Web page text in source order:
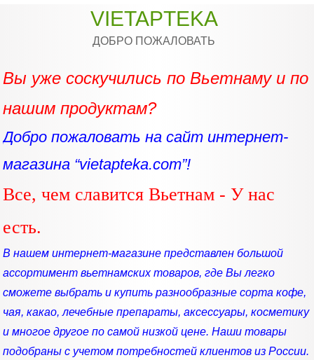
VIETAPTEKA
ДОБРО ПОЖАЛОВАТЬ
Вы уже соскучились по Вьетнаму и по
нашим продуктам?
Добро пожаловать на сайт интернет-
магазина “vietapteka.com”!
Все, чем славится Вьетнам - У нас
есть.
В нашем интернет-магазине представлен большой
ассортимент вьетнамских товаров, где Вы легко
сможете выбрать и купить разнообразные сорта кофе,
чая, какао, лечебные препараты, аксессуары, косметику
и многое другое по самой низкой цене. Наши товары
подобраны с учетом потребностей клиентов из России.